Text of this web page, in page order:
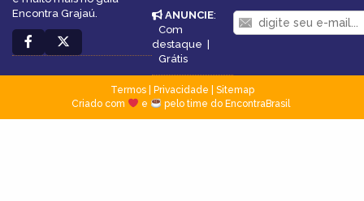
Encontra Grajaú.
ANUNCIE:
Com
destaque
Grátis
Termos| Privacidade
Sitemap
Criado com
e pelo time do EncontraBrasil